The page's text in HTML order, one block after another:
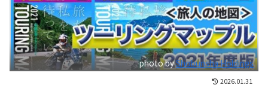
photo byShobunsha Holdings
2026.01.31